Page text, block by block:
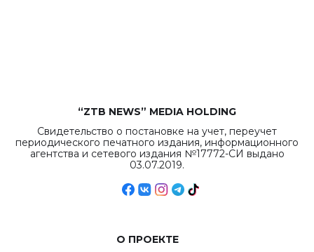
“ZTB NEWS” MEDIA HOLDING
Свидетельство о постановке на учет, переучет
периодического печатного издания, информационного
агентства и сетевого издания №17772-СИ выдано
03.07.2019.
О ПРОЕКТЕ